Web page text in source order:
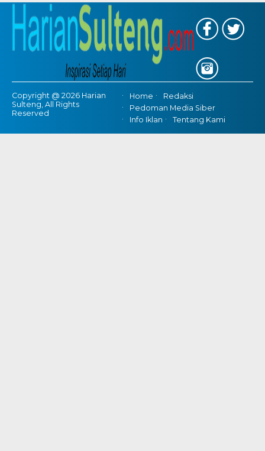
Copyright @ 2026 Harian
Sulteng, All Rights
Reserved
Home
Redaksi
Pedoman Media Siber
Info Iklan
Tentang Kami